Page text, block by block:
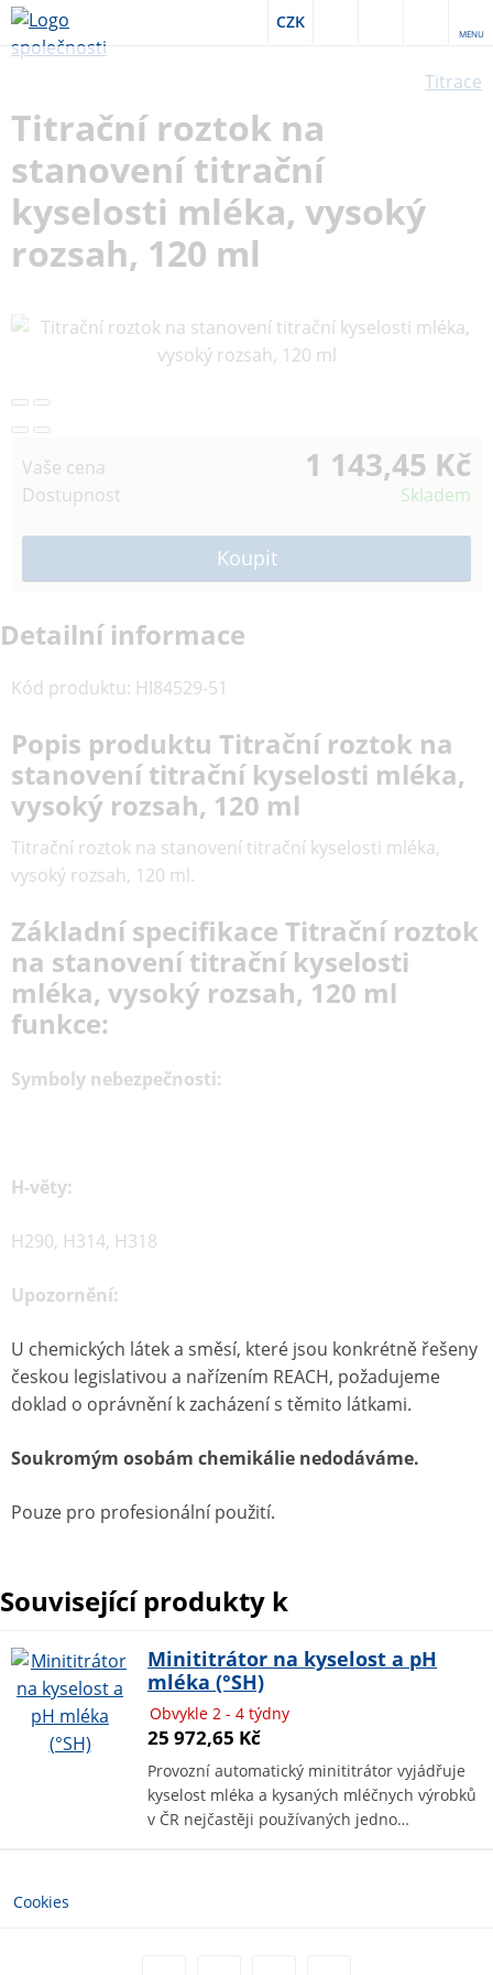
CZK
MENU
Titrace
Titrační roztok na
stanovení titrační
kyselosti mléka, vysoký
rozsah, 120 ml
Vaše cena 1 143,45 Kč
Dostupnost Skladem
Detailní informace
Kód produktu: HI84529-51
Popis produktu Titrační roztok na
stanovení titrační kyselosti mléka,
vysoký rozsah, 120 ml
Titrační roztok na stanovení titrační kyselosti mléka,
vysoký rozsah, 120 ml.
Základní specifikace Titrační roztok
na stanovení titrační kyselosti
mléka, vysoký rozsah, 120 ml
funkce:
Symboly nebezpečnosti:
H-věty:
H290, H314, H318
Upozornění:
U chemických látek a směsí, které jsou konkrétně řešeny
českou legislativou a nařízením REACH, požadujeme
doklad o oprávnění k zacházení s těmito látkami.
Soukromým osobám chemikálie nedodáváme.
Pouze pro profesionální použití.
Související produkty k
Minititrátor na kyselost a pH
mléka (°SH)
Obvykle 2 - 4 týdny
25 972,65 Kč
Provozní automatický minititrátor vyjádřuje
kyselost mléka a kysaných mléčnych výrobků
v ČR nejčastěji používaných jedno…
Cookies